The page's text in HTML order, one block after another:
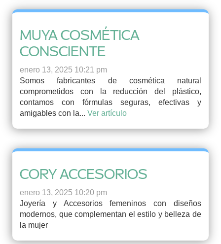
MUYA COSMÉTICA
CONSCIENTE
enero 13, 2025 10:21 pm
Somos fabricantes de cosmética natural
comprometidos con la reducción del plástico,
contamos con fórmulas seguras, efectivas y
amigables con la... Ver artículo
CORY ACCESORIOS
enero 13, 2025 10:20 pm
Joyería y Accesorios femeninos con diseños
modernos, que complementan el estilo y belleza de
la mujer